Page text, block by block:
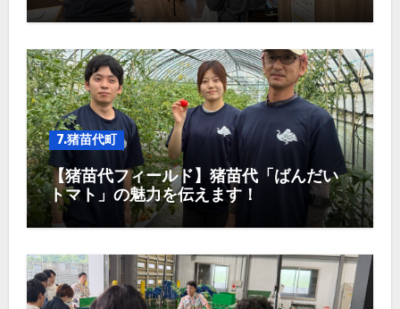
7.猪苗代町
【猪苗代フィールド】猪苗代「ばんだい
トマト」の魅力を伝えます！